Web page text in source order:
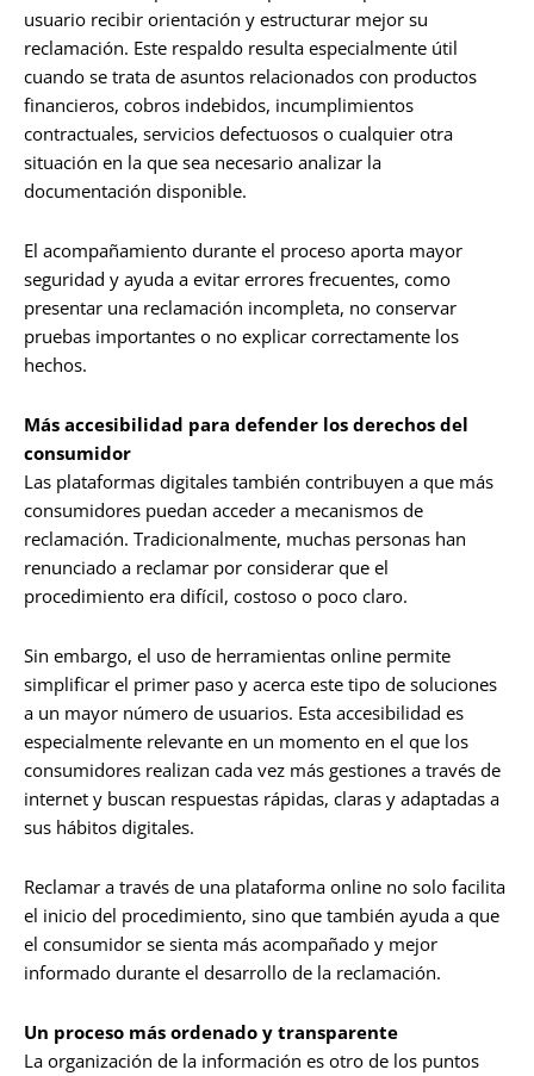
usuario recibir orientación y estructurar mejor su
reclamación. Este respaldo resulta especialmente útil
cuando se trata de asuntos relacionados con productos
financieros, cobros indebidos, incumplimientos
contractuales, servicios defectuosos o cualquier otra
situación en la que sea necesario analizar la
documentación disponible.
El acompañamiento durante el proceso aporta mayor
seguridad y ayuda a evitar errores frecuentes, como
presentar una reclamación incompleta, no conservar
pruebas importantes o no explicar correctamente los
hechos.
Más accesibilidad para defender los derechos del
consumidor
Las plataformas digitales también contribuyen a que más
consumidores puedan acceder a mecanismos de
reclamación. Tradicionalmente, muchas personas han
renunciado a reclamar por considerar que el
procedimiento era difícil, costoso o poco claro.
Sin embargo, el uso de herramientas online permite
simplificar el primer paso y acerca este tipo de soluciones
a un mayor número de usuarios. Esta accesibilidad es
especialmente relevante en un momento en el que los
consumidores realizan cada vez más gestiones a través de
internet y buscan respuestas rápidas, claras y adaptadas a
sus hábitos digitales.
Reclamar a través de una plataforma online no solo facilita
el inicio del procedimiento, sino que también ayuda a que
el consumidor se sienta más acompañado y mejor
informado durante el desarrollo de la reclamación.
Un proceso más ordenado y transparente
La organización de la información es otro de los puntos